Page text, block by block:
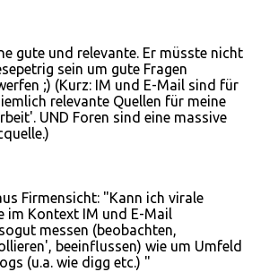
gute und relevante. Er müsste nicht
sein um gute Fragen
;) (Kurz: IM und E-Mail sind für
relevante Quellen für meine
UND Foren sind eine massive
Firmensicht: "Kann ich virale
im Kontext IM und E-Mail
messen (beobachten,
beeinflussen) wie um Umfeld
(u.a. wie digg etc.) "